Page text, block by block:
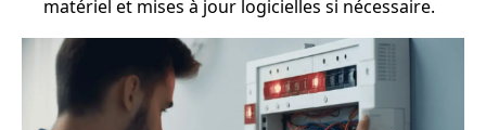
matériel et mises à jour logicielles si nécessaire.